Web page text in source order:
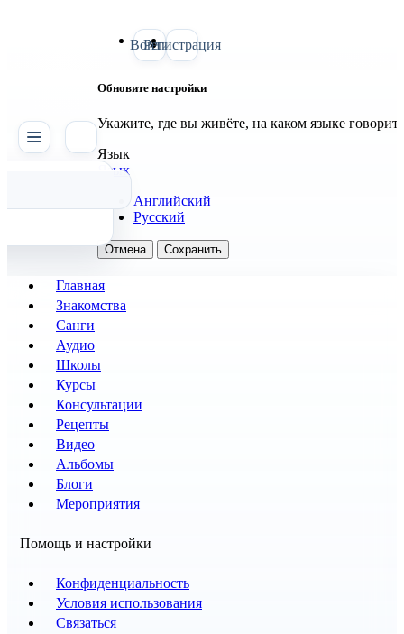
Войти
Регистрация
Обновите настройки
Укажите, где вы живёте, на каком языке
Язык
Язык
Английский
Русский
Отмена Сохранить
Главная
Знакомства
Санги
Аудио
Школы
Курсы
Консультации
Рецепты
Видео
Альбомы
Блоги
Мероприятия
Помощь и настройки
Конфиденциальность
Условия использования
Связаться